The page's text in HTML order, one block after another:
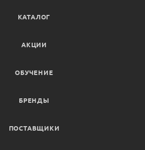
КАТАЛОГ
АКЦИИ
ОБУЧЕНИЕ
БРЕНДЫ
ПОСТАВЩИКИ